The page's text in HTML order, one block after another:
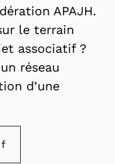
APAJH.
le terrain
associatif ?
réseau
d’une